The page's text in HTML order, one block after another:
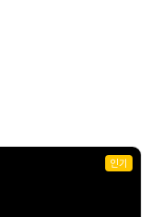
인기